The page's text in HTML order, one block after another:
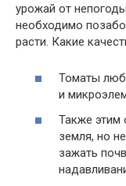
урожай от
необходимо
расти. Какие
Томаты
и
Также этим
земля, но
зажать